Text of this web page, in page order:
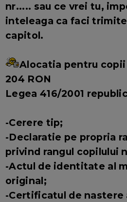
nr..... sau ce vrei tu,
inteleaga ca faci
capitol.
Alocatia pentru
204 RON
Legea 416/2001
-Cerere tip;
-Declaratie pe propria
privind rangul copilului
-Actul de identitate al
original;
-Certificatul de nastere